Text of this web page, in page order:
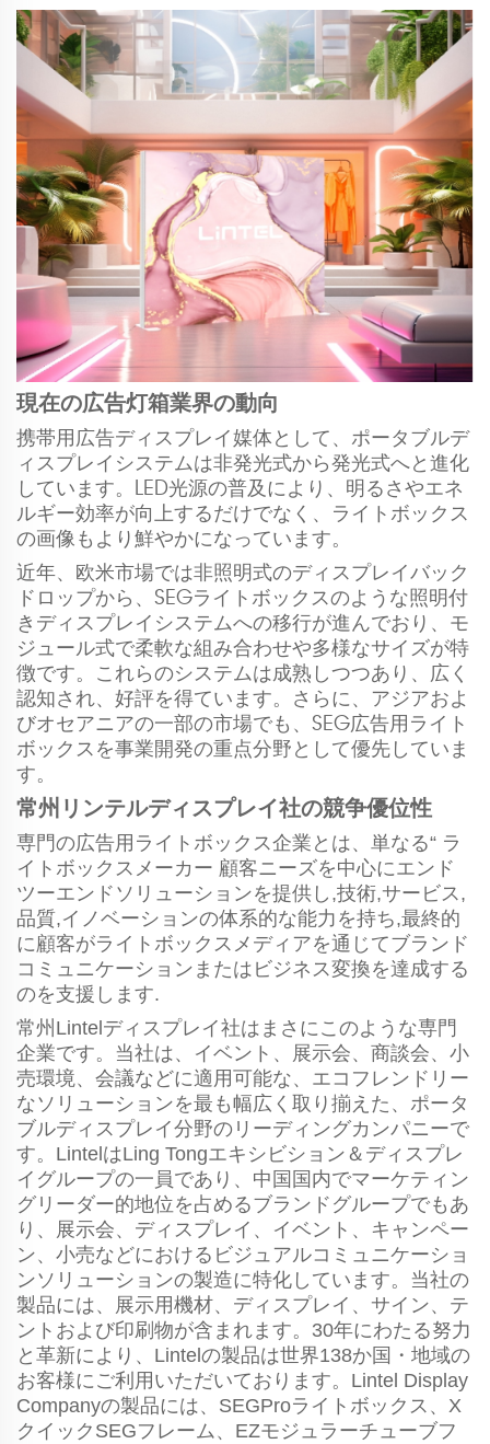
現在の広告灯箱業界の動向
携帯用広告ディスプレイ媒体として、ポータブルデ
ィスプレイシステムは非発光式から発光式へと進化
しています。LED光源の普及により、明るさやエネ
ルギー効率が向上するだけでなく、ライトボックス
の画像もより鮮やかになっています。
近年、欧米市場では非照明式のディスプレイバック
ドロップから、SEGライトボックスのような照明付
きディスプレイシステムへの移行が進んでおり、モ
ジュール式で柔軟な組み合わせや多様なサイズが特
徴です。これらのシステムは成熟しつつあり、広く
認知され、好評を得ています。さらに、アジアおよ
びオセアニアの一部の市場でも、SEG広告用ライト
ボックスを事業開発の重点分野として優先していま
す。
常州リンテルディスプレイ社の競争優位性
専門の広告用ライトボックス企業とは、単なる“ ラ
イトボックスメーカー 顧客ニーズを中心にエンド
ツーエンドソリューションを提供し,技術,サービス,
品質,イノベーションの体系的な能力を持ち,最終的
に顧客がライトボックスメディアを通じてブランド
コミュニケーションまたはビジネス変換を達成する
のを支援します.
常州Lintelディスプレイ社はまさにこのような専門
企業です。当社は、イベント、展示会、商談会、小
売環境、会議などに適用可能な、エコフレンドリー
なソリューションを最も幅広く取り揃えた、ポータ
ブルディスプレイ分野のリーディングカンパニーで
す。LintelはLing Tongエキシビション＆ディスプレ
イグループの一員であり、中国国内でマーケティン
グリーダー的地位を占めるブランドグループでもあ
り、展示会、ディスプレイ、イベント、キャンペー
ン、小売などにおけるビジュアルコミュニケーショ
ンソリューションの製造に特化しています。当社の
製品には、展示用機材、ディスプレイ、サイン、テ
ントおよび印刷物が含まれます。30年にわたる努力
と革新により、Lintelの製品は世界138か国・地域の
お客様にご利用いただいております。Lintel Display
Companyの製品には、SEGProライトボックス、X
クイックSEGフレーム、EZモジュラーチューブフ